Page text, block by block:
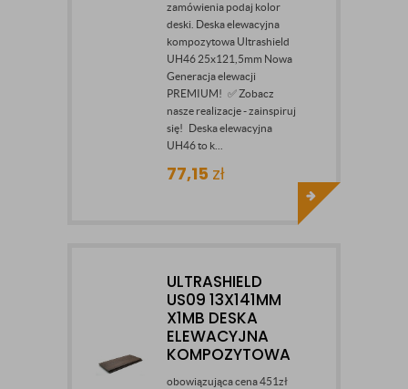
zamówienia podaj kolor
deski. Deska elewacyjna
kompozytowa Ultrashield
UH46 25x121,5mm Nowa
Generacja elewacji
PREMIUM! ✅ Zobacz
nasze realizacje - zainspiruj
się! Deska elewacyjna
UH46 to k...
77,15 zł
ULTRASHIELD
US09 13X141MM
X1MB DESKA
ELEWACYJNA
KOMPOZYTOWA
obowiązująca cena 451zł